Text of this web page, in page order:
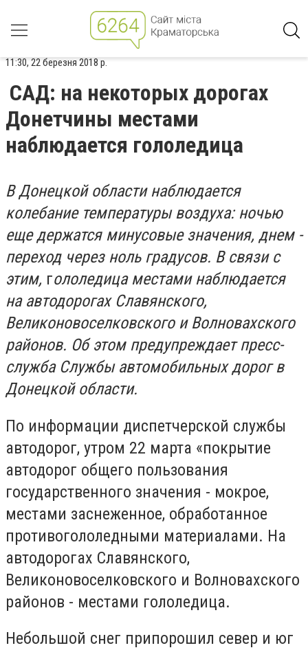
11:30, 22 березня 2018 р.
САД: на некоторых дорогах
Донетчины местами
наблюдается гололедица
В Донецкой области наблюдается
колебание температуры воздуха: ночью
еще держатся минусовые значения, днем -
переход через ноль градусов. В связи с
этим, гололедица местами наблюдается
на автодорогах Славянского,
Великоновоселковского и Волновахского
районов. Об этом предупреждает пресс-
служба Службы автомобильных дорог в
Донецкой области.
По информации диспетчерской службы
автодорог, утром 22 марта «покрытие
автодорог общего пользования
государственного значения - мокрое,
местами заснеженное, обработанное
противогололедными материалами. На
автодорогах Славянского,
Великоновоселковского и Волновахского
районов - местами гололедица.
Небольшой снег припорошил север и юг